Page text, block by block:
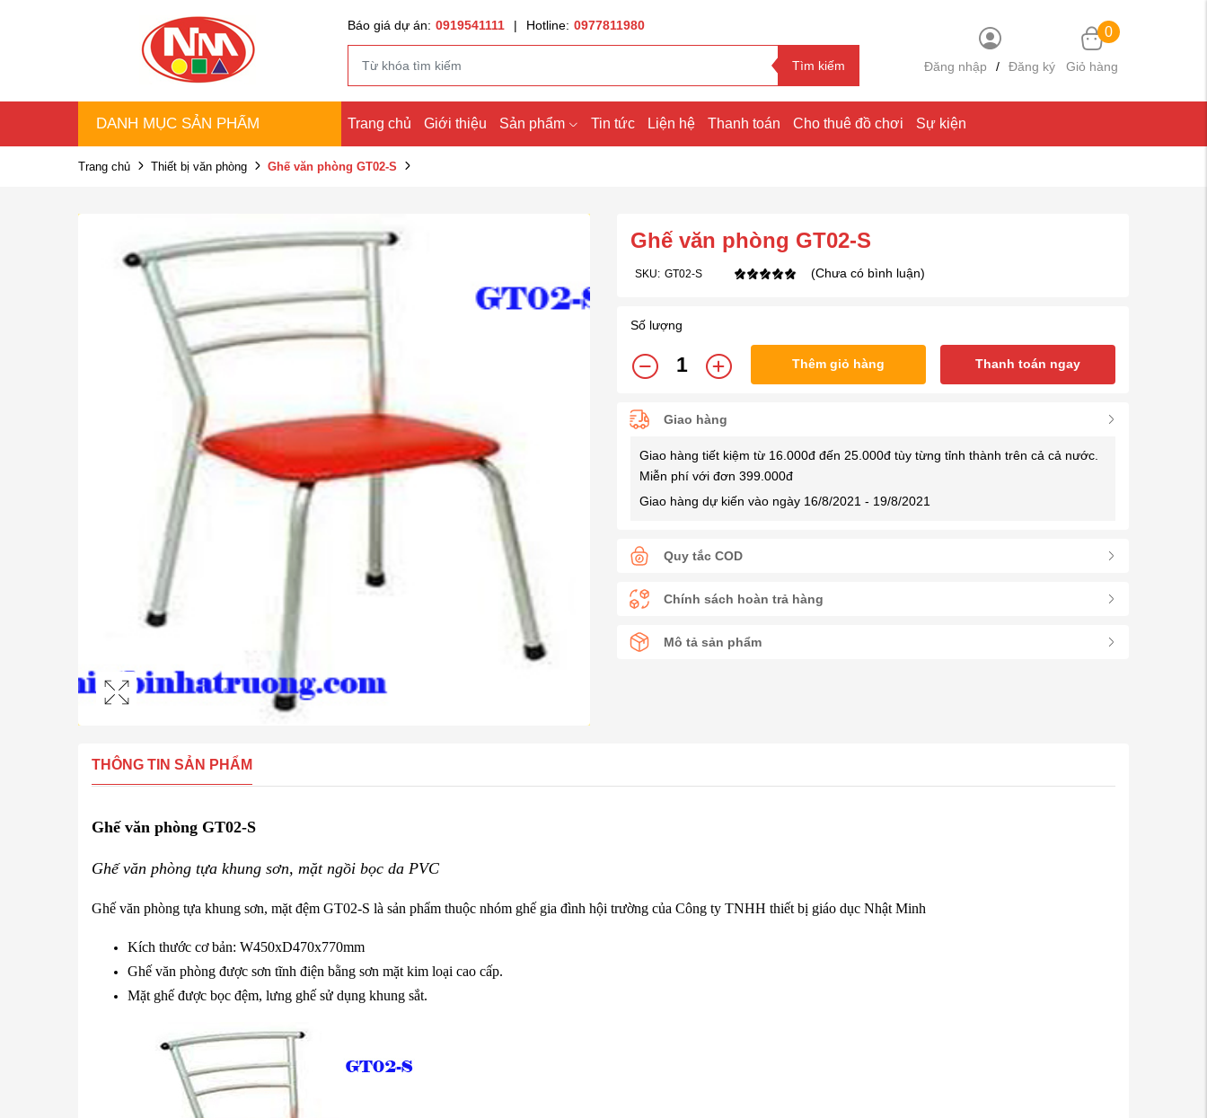
Báo giá dự án: 0919541111 | Hotline: 0977811980
Tìm kiếm Đăng nhập / Đăng ký
0
Giỏ hàng
DANH MỤC SẢN PHẨM Trang chủ Giới thiệu Sản phẩm Tin tức Liện hệ Thanh toán Cho thuê đồ chơi Sự kiện
Trang chủ Thiết bị văn phòng Ghế văn phòng GT02-S
Ghế văn phòng GT02-S
SKU: GT02-S (Chưa có bình luận)
Số lượng
Thêm giỏ hàng Thanh toán ngay
Giao hàng
Giao hàng tiết kiệm từ 16.000đ đến 25.000đ tùy từng tỉnh thành trên cả cả nước.
Miễn phí với đơn 399.000đ
Giao hàng dự kiến vào ngày 16/8/2021 - 19/8/2021
Quy tắc COD
Chính sách hoàn trả hàng
Mô tả sản phẩm
THÔNG TIN SẢN PHẨM
Ghế văn phòng GT02-S
Ghế văn phòng tựa khung sơn, mặt ngồi bọc da PVC
Ghế văn phòng tựa khung sơn, mặt đệm GT02-S là sản phẩm thuộc nhóm ghế gia đình hội trường của Công ty TNHH thiết bị giáo dục Nhật Minh
Kích thước cơ bản: W450xD470x770mm
Ghế văn phòng được sơn tĩnh điện bằng sơn mặt kim loại cao cấp.
Mặt ghế được bọc đệm, lưng ghế sử dụng khung sắt.